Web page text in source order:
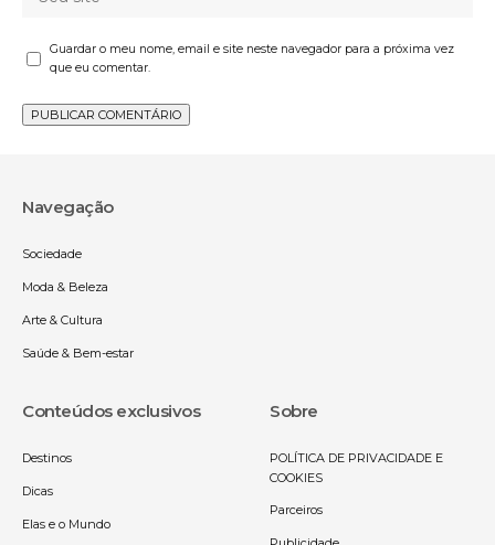
Guardar o meu nome, email e site neste navegador para a próxima vez
que eu comentar.
Navegação
Sociedade
Moda & Beleza
Arte & Cultura
Saúde & Bem-estar
Conteúdos exclusivos
Destinos
Dicas
Elas e o Mundo
Sobre
POLÍTICA DE PRIVACIDADE E
COOKIES
Parceiros